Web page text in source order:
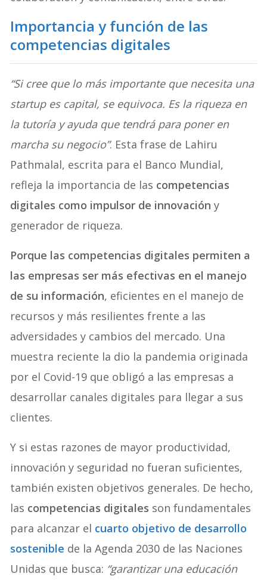
Importancia y función de las
competencias digitales
“Si cree que lo más importante que necesita una
startup es capital, se equivoca. Es la riqueza en
la tutoría y ayuda que tendrá para poner en
marcha su negocio”. Esta frase de Lahiru
Pathmalal, escrita para el Banco Mundial,
refleja la importancia de las competencias
digitales como impulsor de innovación y
generador de riqueza.
Porque las competencias digitales permiten a
las empresas ser más efectivas en el manejo
de su información, eficientes en el manejo de
recursos y más resilientes frente a las
adversidades y cambios del mercado. Una
muestra reciente la dio la pandemia originada
por el Covid-19 que obligó a las empresas a
desarrollar canales digitales para llegar a sus
clientes.
Y si estas razones de mayor productividad,
innovación y seguridad no fueran suficientes,
también existen objetivos generales. De hecho,
las competencias digitales son fundamentales
para alcanzar el cuarto objetivo de desarrollo
sostenible de la Agenda 2030 de las Naciones
Unidas que busca: “garantizar una educación